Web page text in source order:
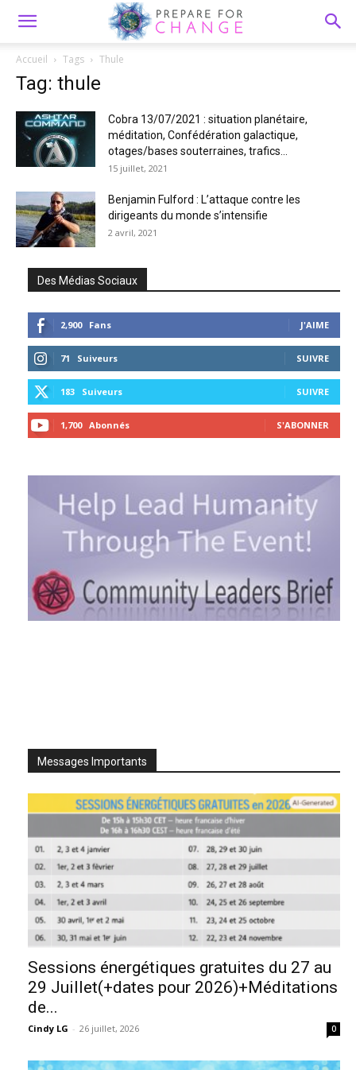
Accueil Tags Thule
Tag: thule
Cobra 13/07/2021 : situation planétaire,
méditation, Confédération galactique,
otages/bases souterraines, trafics...
15 juillet, 2021
Benjamin Fulford : L’attaque contre les
dirigeants du monde s’intensifie
2 avril, 2021
Des Médias Sociaux
2,900 Fans J'AIME
71 Suiveurs SUIVRE
183 Suiveurs SUIVRE
1,700 Abonnés S'ABONNER
Messages Importants
Sessions énergétiques gratuites du 27 au
29 Juillet(+dates pour 2026)+Méditations
de...
Cindy LG - 26 juillet, 2026 0